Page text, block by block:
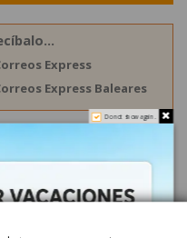
Express
Express Baleares
Do not show again.